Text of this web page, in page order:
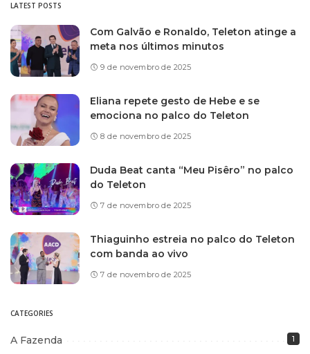
LATEST POSTS
Com Galvão e Ronaldo, Teleton atinge a
meta nos últimos minutos
9 de novembro de 2025
Eliana repete gesto de Hebe e se
emociona no palco do Teleton
8 de novembro de 2025
Duda Beat canta “Meu Pisêro” no palco
do Teleton
7 de novembro de 2025
Thiaguinho estreia no palco do Teleton
com banda ao vivo
7 de novembro de 2025
CATEGORIES
A Fazenda 1